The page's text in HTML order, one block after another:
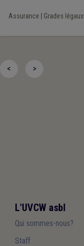
Assurance Grades légaux|
< >
L'UVCW asbl
Qui sommes-nous?
Staff